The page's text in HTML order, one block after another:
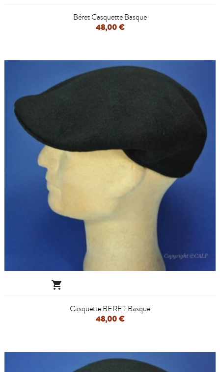
Béret Casquette Basque
48,00 €

Casquette BERET Basque
48,00 €